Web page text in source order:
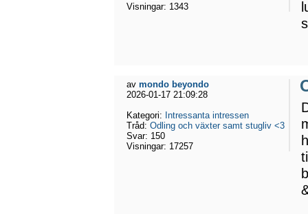
Visningar: 1343
av mondo beyondo
2026-01-17 21:09:28
Kategori: Intressanta intressen
Tråd: Odling och växter samt stugliv <3
Svar: 150
Visningar: 17257